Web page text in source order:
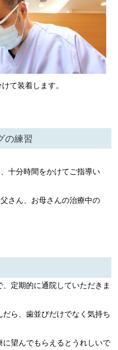
て装着します。
の練習
十分時間をかけてご指導い
さん、お母さんの治療中の
定期的に通院していただきま
ら、歯並びだけでなく気持ち
望んでもらえるとうれしいで